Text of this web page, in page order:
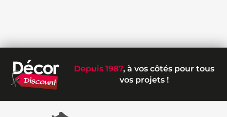
Depuis 1987, à vos côtés pour tous
vos projets !